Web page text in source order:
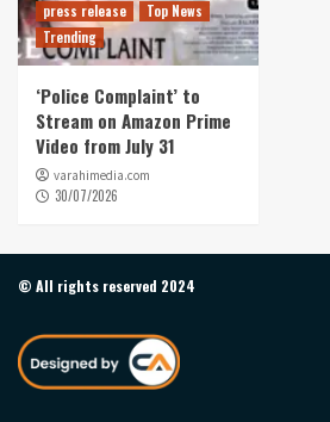
press release
Top News
Trending
‘Police Complaint’ to
Stream on Amazon Prime
Video from July 31
varahimedia.com
30/07/2026
© All rights reserved 2024